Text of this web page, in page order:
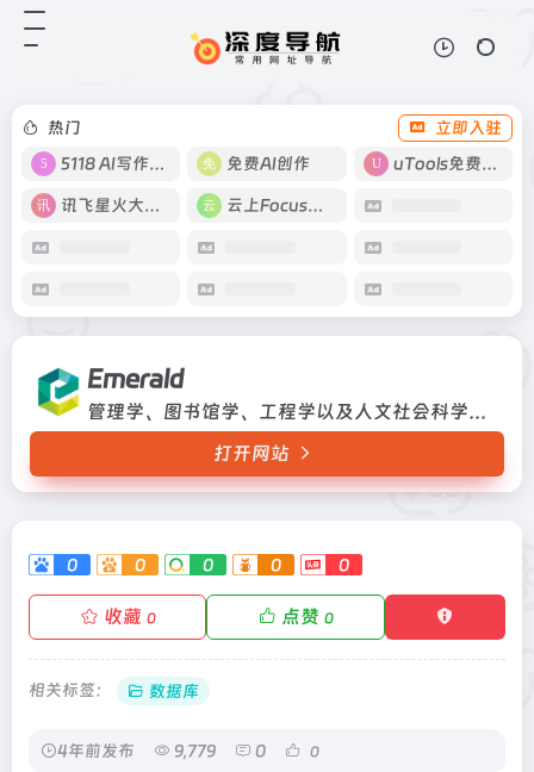
热门
立即入驻
5118 AI写作工具
免费AI创作 uTools免费工具箱
讯飞星火大模型 云上Focus接码
Emerald
管理学、图书馆学、工程学以及人文社会科学数据库
打开网站
0 0 0 0 0
收藏 0 点赞 0
相关标签： 数据库
4年前发布 9,779 0 0